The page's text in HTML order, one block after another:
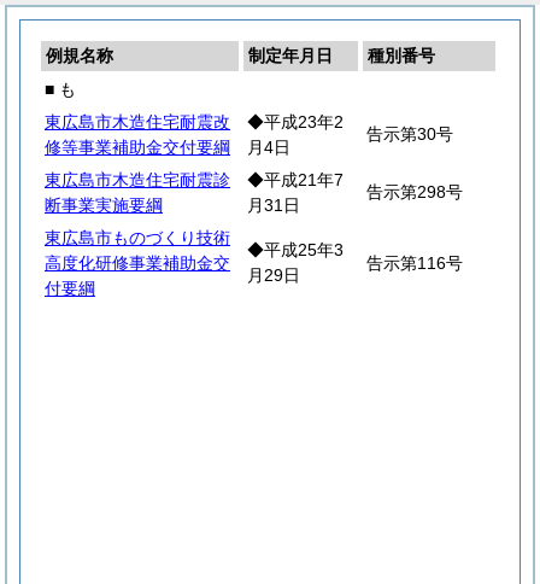
例規名称 制定年月日
種別番号
■ も
東広島市木造住宅耐震改
修等事業補助金交付要綱
◆平成23年2
月4日
告示第30号
東広島市木造住宅耐震診
断事業実施要綱
◆平成21年7
月31日
告示第298号
東広島市ものづくり技術
高度化研修事業補助金交
付要綱
◆平成25年3
月29日
告示第116号